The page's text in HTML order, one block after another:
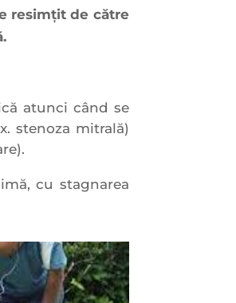
resimţit de către
atunci când se
stenoza mitrală)
cu stagnarea